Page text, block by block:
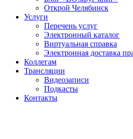
Открой Челябинск
Услуги
Перечень услуг
Электронный каталог
Виртуальная справка
Электронная доставка
Коллегам
Трансляции
Видеозаписи
Подкасты
Контакты